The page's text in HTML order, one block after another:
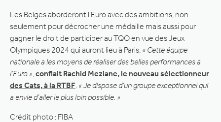
Les Belges aborderont l’Euro avec des ambitions, non
seulement pour décrocher une médaille mais aussi pour
gagner le droit de participer au TQO en vue des Jeux
Olympiques 2024 qui auront lieu à Paris. « Cette équipe
nationale a les moyens de réaliser des belles performances à
l’Euro » confiait Rachid Meziane, le nouveau sélectionneur
des Cats, à la RTBF « Je dispose d’un groupe exceptionnel qui
a envie d’aller le plus loin possible. »
Crédit photo : FIBA